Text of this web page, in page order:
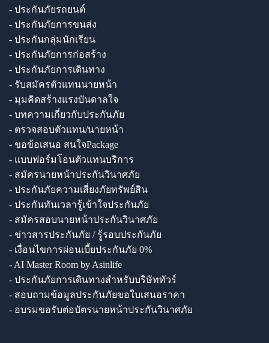
- ประกันภัยรถยนต์
- ประกันภัยการขนส่ง
- ประกันกลุ่มนักเรียน
- ประกันภัยการก่อสร้าง
- ประกันภัยการเดินทาง
- รับสมัครตัวแทนนายหน้า
- มุมคิดสร้างแรงบันดาลใจ
- บทความเกี่ยวกับประกันภัย
- ตรวจสอบตัวแทน/นายหน้า
- ขอข้อเสนอ สนใจPackage
- แบบฟอร์มโอนตัวแทนบริการ
- สมัครนายหน้าประกันวินาศภัย
- ประกันภัยความเสี่ยงภัยทรัพย์สิน
- ประกันทันเวลารู้เข้าใจประกันภัย
- สมัครสอบนายหน้าประกันวินาศภัย
- ข่าวสารประกันภัย / รู้รอบประกันภัย
- เงื่อนไขการผ่อนเบี้ยประกันภัย 0%
- AI Master Room by Asinlife
- ประกันภัยการเดินทางสำหรับบริษัททัวร์
- สอบถามข้อมูลประกันภัยขอใบเสนอราคา
- อบรมขอรับต่อบัตรนายหน้าประกันวินาศภัย